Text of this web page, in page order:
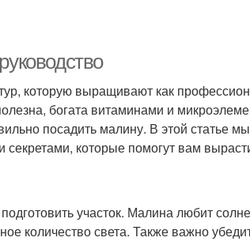
которую выращивают как
богата витаминами и
посадить малину. В этой статье
которые помогут вам
участок. Малина любит
количество света. Также важно